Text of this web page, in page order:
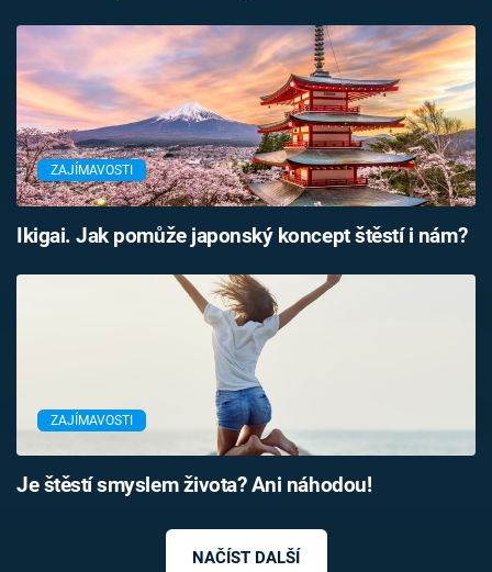
ZAJÍMAVOSTI
Ikigai. Jak pomůže japonský koncept štěstí i nám?
ZAJÍMAVOSTI
Je štěstí smyslem života? Ani náhodou!
NAČÍST DALŠÍ